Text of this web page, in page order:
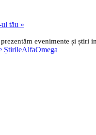
tău »
prezentăm evenimente și știri
ȘtirileAlfaOmega